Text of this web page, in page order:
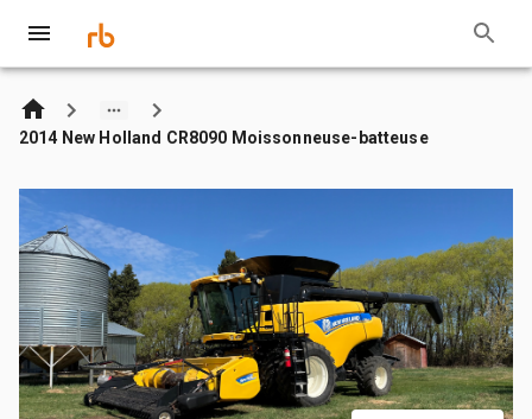
2014 New Holland CR8090 Moissonneuse-batteuse